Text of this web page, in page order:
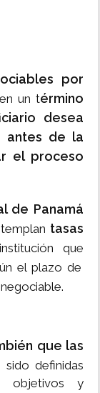
por
un término
desea
antes de la
el proceso
de Panamá
tasas
que
el plazo de
negociable.
que las
sido definidas
objetivos y